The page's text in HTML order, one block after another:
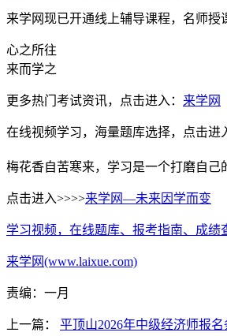
来学网现已开通线上辅导课程，名师授
心之所往
来而学之
更多热门考试资讯，点击进入： 来学网
在线视频学习，海量题库选择，点击进
梅花香自苦寒来，学习是一个打磨自己
点击进入>>>>来学网—未来因学而变
学习视频，在线题库、报考指南、成绩
来学网(www.laixue.com)
责编：一月
上一篇：
平顶山2026年中级经济师报名